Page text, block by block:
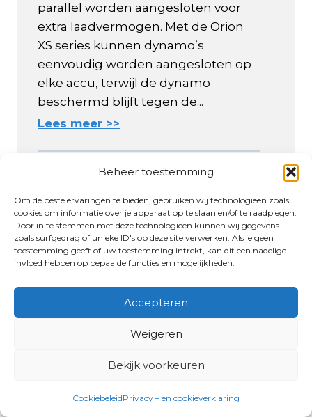
Beheer toestemming
Om de beste ervaringen te bieden, gebruiken wij technologieën zoals
cookies om informatie over je apparaat op te slaan en/of te raadplegen.
Door in te stemmen met deze technologieën kunnen wij gegevens
zoals surfgedrag of unieke ID's op deze site verwerken. Als je geen
toestemming geeft of uw toestemming intrekt, kan dit een nadelige
invloed hebben op bepaalde functies en mogelijkheden.
Accepteren
Weigeren
Bekijk voorkeuren
CookiebeleidPrivacy – en cookieverklaring
parallel worden aangesloten voor
extra laadvermogen. Met de Orion
XS series kunnen dynamo’s
eenvoudig worden aangesloten op
elke accu, terwijl de dynamo
beschermd blijft tegen de...
Lees meer >>